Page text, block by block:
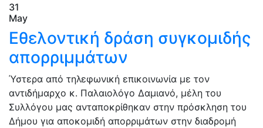
31
May
Εθελοντική δράση συγκομιδής
απορριμμάτων
Ύστερα από τηλεφωνική επικοινωνία με τον
αντιδήμαρχο κ. Παλαιολόγο Δαμιανό, μέλη του
Συλλόγου μας ανταποκρίθηκαν στην πρόσκληση του
Δήμου για αποκομιδή απορριμάτων στην διαδρομή